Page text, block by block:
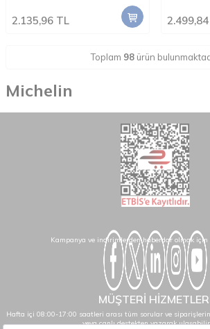
2.135,96 TL 2.499,84
Toplam 98 ürün
Michelin
Kampanya ve indirimlerden haberdar olmak
MÜŞTERİ
Hafta içi 08:00-17:00 saatleri arası tüm sorular ve
veya canlı destekten yazarak